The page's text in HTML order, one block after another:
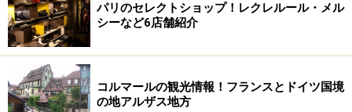
オルフェーヴル通りにあるフォアグラ専門店の看板は金
のガチョウ。コルマールもそうですが、アルザス地方の
看板はとても凝っていて絵になるので、つい写真をたく
さん撮ってしまいます。ストラスブールの看板はより都
会的で洗練されています。
パリのセレクトショップ！レクレルール・メル
シーなど6店舗紹介
コルマールの観光情報！フランスとドイツ国境
の地アルザス地方